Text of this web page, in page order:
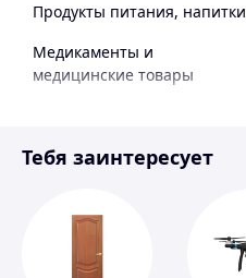
Продукты питания, напитки
Медикаменты и
медицинские товары
Инструмент
Тебя заинтересует